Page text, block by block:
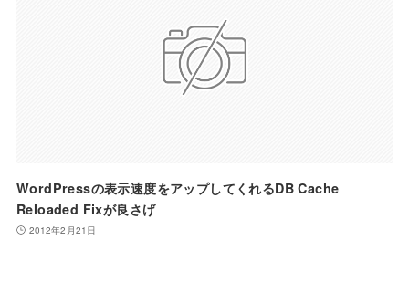
WordPressの表示速度をアップしてくれるDB Cache
Reloaded Fixが良さげ
2012年2月21日